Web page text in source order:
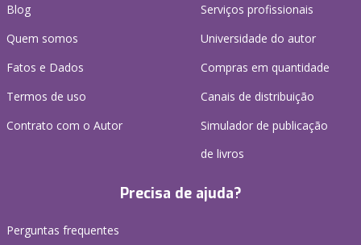
Blog
Quem somos
Fatos e Dados
Termos de uso
Contrato com o Autor
Serviços profissionais
Universidade do autor
Compras em quantidade
Canais de distribuição
Simulador de publicação
de livros
Precisa de ajuda?
Perguntas frequentes